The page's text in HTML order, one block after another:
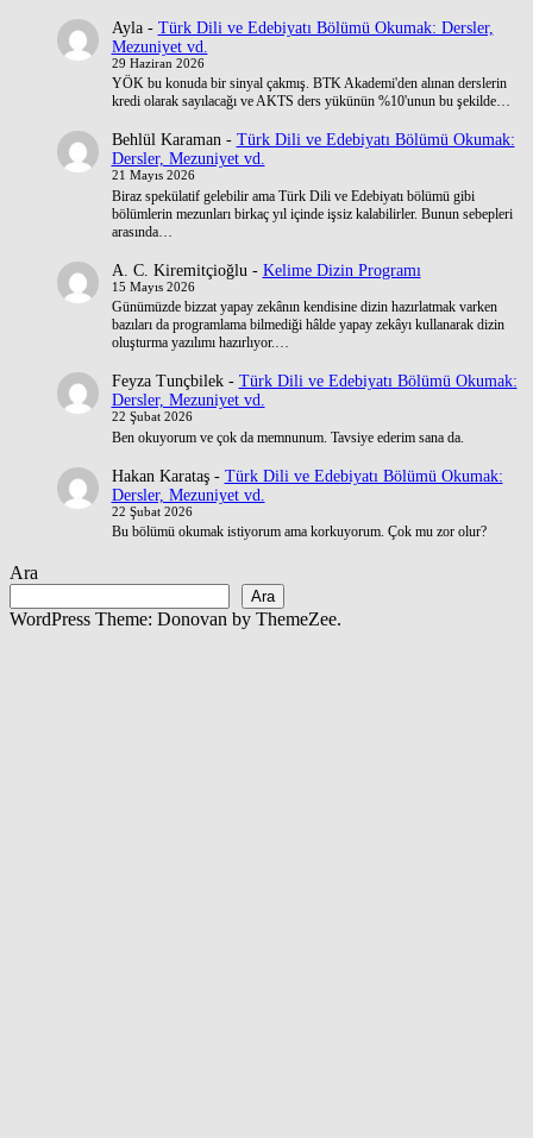
Ayla- Türk Dili ve Edebiyatı Bölümü Okumak: Dersler,
Mezuniyet vd.
29 Haziran 2026
YÖK bu konuda bir sinyal çakmış. BTK Akademi'den alınan derslerin
kredi olarak sayılacağı ve AKTS ders yükünün %10'unun bu şekilde…
Behlül Karaman- Türk Dili ve Edebiyatı Bölümü Okumak:
Dersler, Mezuniyet vd.
21 Mayıs 2026
Biraz spekülatif gelebilir ama Türk Dili ve Edebiyatı bölümü gibi
bölümlerin mezunları birkaç yıl içinde işsiz kalabilirler. Bunun sebepleri
arasında…
A. C. Kiremitçioğlu - Kelime Dizin Programı
15 Mayıs 2026
Günümüzde bizzat yapay zekânın kendisine dizin hazırlatmak varken
bazıları da programlama bilmediği hâlde yapay zekâyı kullanarak dizin
oluşturma yazılımı hazırlıyor.…
Feyza Tunçbilek- Türk Dili ve Edebiyatı Bölümü Okumak:
Dersler, Mezuniyet vd.
22 Şubat 2026
Ben okuyorum ve çok da memnunum. Tavsiye ederim sana da.
Hakan Karataş- Türk Dili ve Edebiyatı Bölümü Okumak:
Dersler, Mezuniyet vd.
22 Şubat 2026
Bu bölümü okumak istiyorum ama korkuyorum. Çok mu zor olur?
Ara
Ara
WordPress Theme: Donovan by ThemeZee.